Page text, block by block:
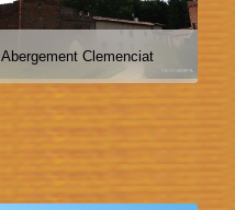
Abergement Clemenciat